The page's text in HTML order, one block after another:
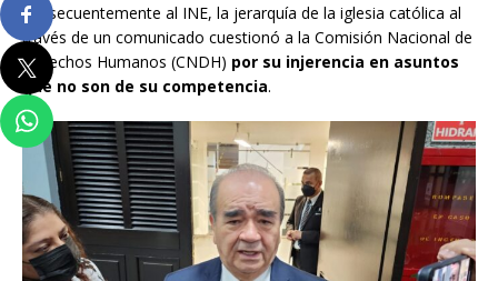
consecuentemente al INE, la jerarquía de la iglesia católica al
través de un comunicado cuestionó a la Comisión Nacional de
Derechos Humanos (CNDH) por su injerencia en asuntos
que no son de su competencia.